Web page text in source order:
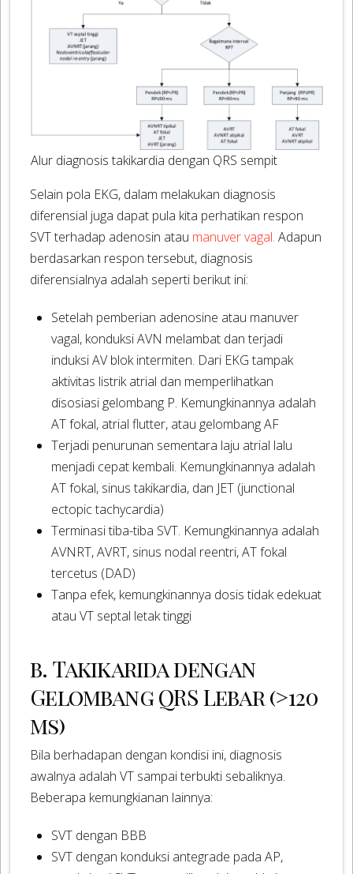
Alur diagnosis takikardia dengan QRS sempit
Selain pola EKG, dalam melakukan diagnosis
diferensial juga dapat pula kita perhatikan respon
SVT terhadap adenosin atau manuver vagal. Adapun
berdasarkan respon tersebut, diagnosis
diferensialnya adalah seperti berikut ini:
Setelah pemberian adenosine atau manuver
vagal, konduksi AVN melambat dan terjadi
induksi AV blok intermiten. Dari EKG tampak
aktivitas listrik atrial dan memperlihatkan
disosiasi gelombang P. Kemungkinannya adalah
AT fokal, atrial flutter, atau gelombang AF
Terjadi penurunan sementara laju atrial lalu
menjadi cepat kembali. Kemungkinannya adalah
AT fokal, sinus takikardia, dan JET (junctional
ectopic tachycardia)
Terminasi tiba-tiba SVT. Kemungkinannya adalah
AVNRT, AVRT, sinus nodal reentri, AT fokal
tercetus (DAD)
Tanpa efek, kemungkinannya dosis tidak edekuat
atau VT septal letak tinggi
b. Takikarida dengan
Gelombang QRS Lebar (>120
ms)
Bila berhadapan dengan kondisi ini, diagnosis
awalnya adalah VT sampai terbukti sebaliknya.
Beberapa kemungkianan lainnya:
SVT dengan BBB
SVT dengan konduksi antegrade pada AP,